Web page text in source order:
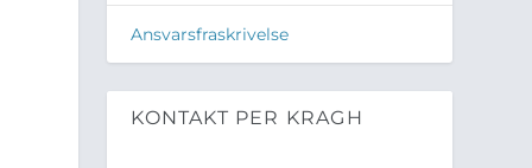
Ansvarsfraskrivelse
KONTAKT PER KRAGH